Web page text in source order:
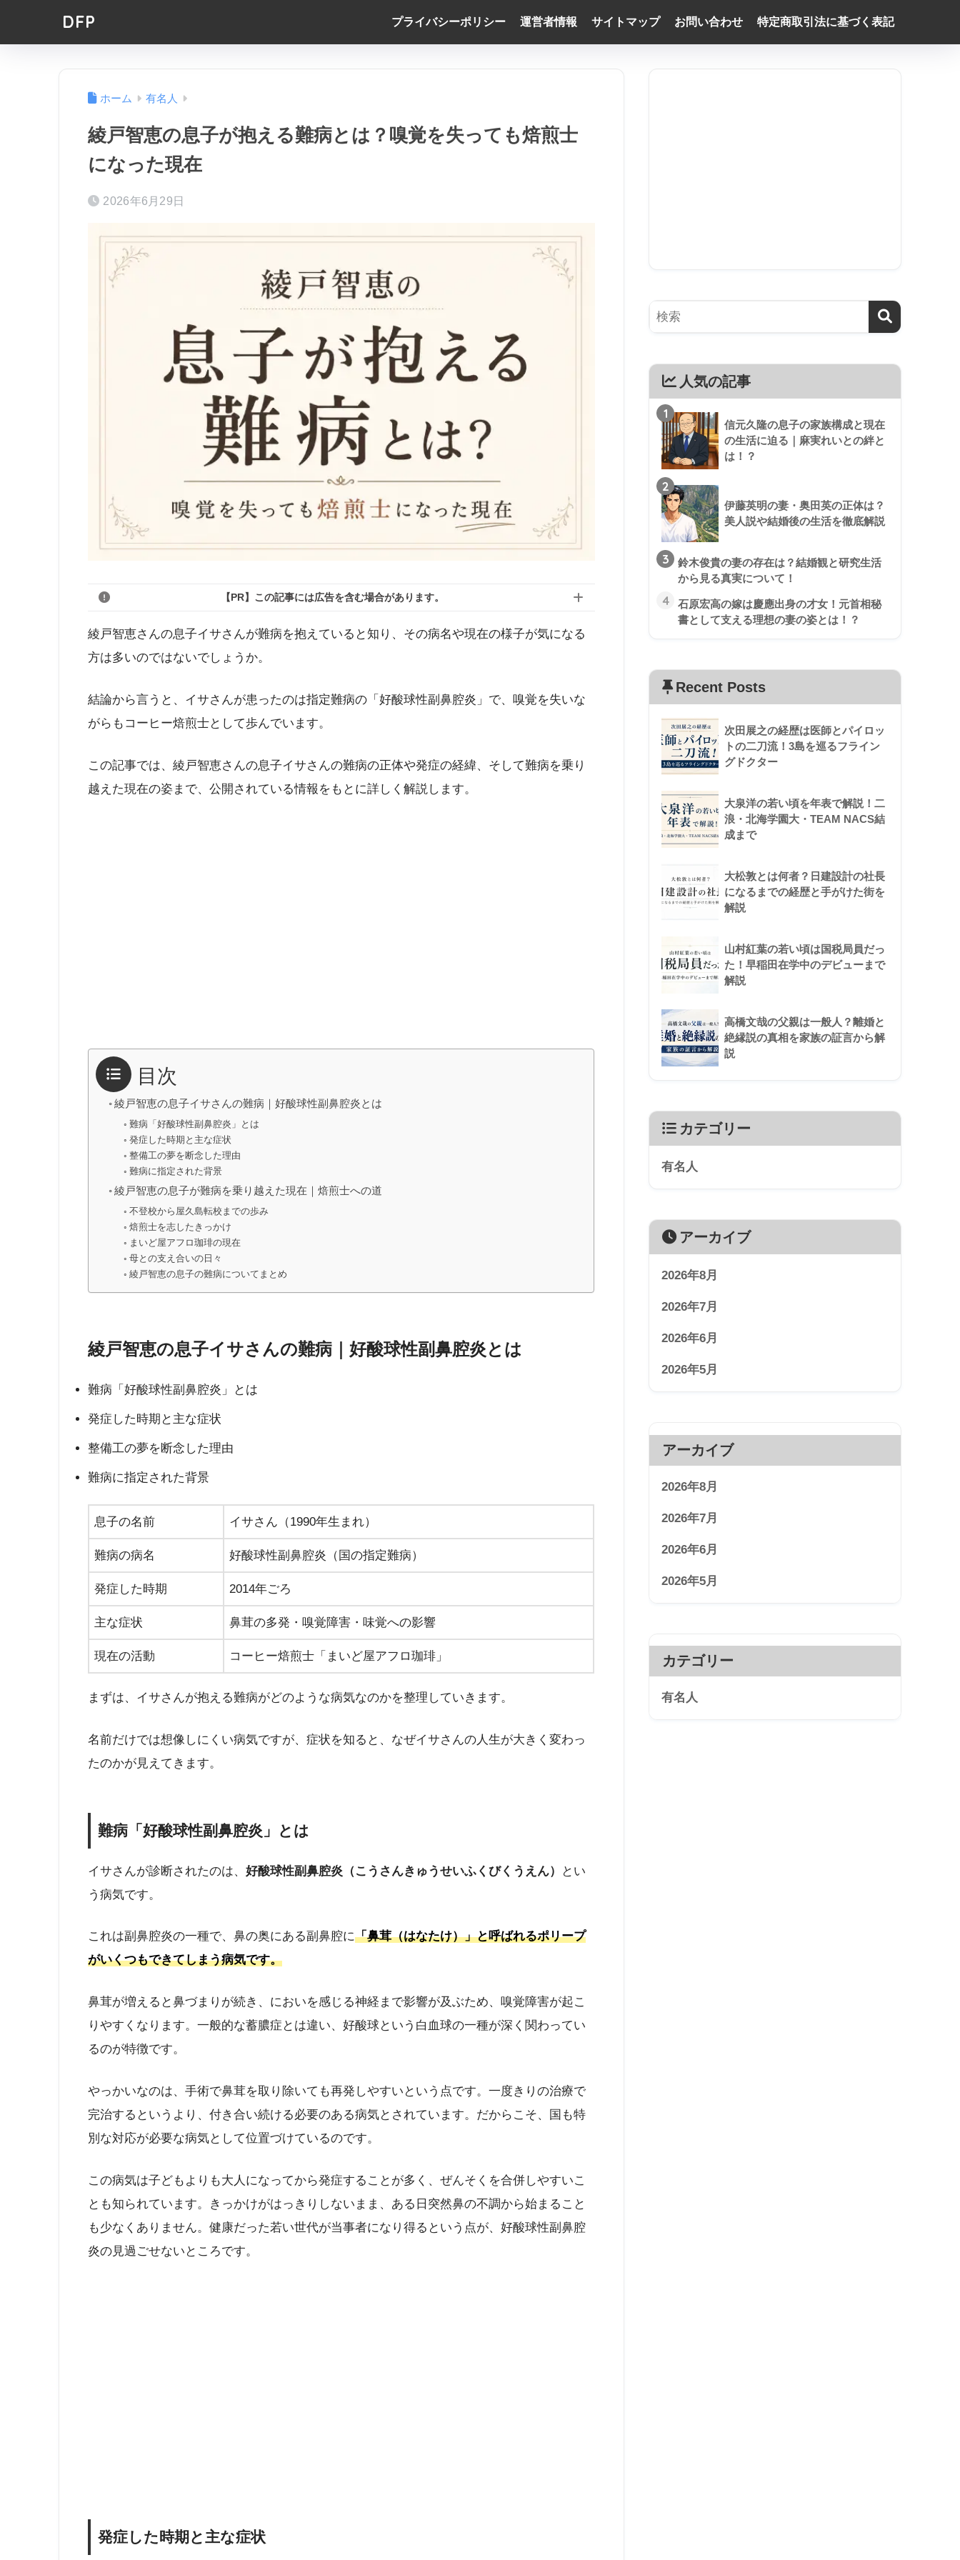
DFP プライバシーポリシー 運営者情報 サイトマップ お問い合わせ 特定商取引法に基づく表記
ホーム 有名人
綾戸智恵の息子が抱える難病とは？嗅覚を失っても焙煎士
になった現在
2026年6月29日
【PR】この記事には広告を含む場合があります。
綾戸智恵さんの息子イサさんが難病を抱えていると知り、その病名や現在の様子が気になる
方は多いのではないでしょうか。
結論から言うと、イサさんが患ったのは指定難病の「好酸球性副鼻腔炎」で、嗅覚を失いな
がらもコーヒー焙煎士として歩んでいます。
この記事では、綾戸智恵さんの息子イサさんの難病の正体や発症の経緯、そして難病を乗り
越えた現在の姿まで、公開されている情報をもとに詳しく解説します。
目次
綾戸智恵の息子イサさんの難病｜好酸球性副鼻腔炎とは
難病「好酸球性副鼻腔炎」とは
発症した時期と主な症状
整備工の夢を断念した理由
難病に指定された背景
綾戸智恵の息子が難病を乗り越えた現在｜焙煎士への道
不登校から屋久島転校までの歩み
焙煎士を志したきっかけ
まいど屋アフロ珈琲の現在
母との支え合いの日々
綾戸智恵の息子の難病についてまとめ
綾戸智恵の息子イサさんの難病｜好酸球性副鼻腔炎とは
難病「好酸球性副鼻腔炎」とは
発症した時期と主な症状
整備工の夢を断念した理由
難病に指定された背景
息子の名前 イサさん（1990年生まれ）
難病の病名 好酸球性副鼻腔炎（国の指定難病）
発症した時期 2014年ごろ
主な症状 鼻茸の多発・嗅覚障害・味覚への影響
現在の活動 コーヒー焙煎士「まいど屋アフロ珈琲」
まずは、イサさんが抱える難病がどのような病気なのかを整理していきます。
名前だけでは想像しにくい病気ですが、症状を知ると、なぜイサさんの人生が大きく変わっ
たのかが見えてきます。
難病「好酸球性副鼻腔炎」とは
イサさんが診断されたのは、 好酸球性副鼻腔炎（こうさんきゅうせいふくびくうえん）
とい
う病気です。
これは副鼻腔炎の一種で、鼻の奥にある副鼻腔に「鼻茸（はなたけ）」と呼ばれるポリープ
がいくつもできてしまう病気です。
鼻茸が増えると鼻づまりが続き、においを感じる神経まで影響が及ぶため、嗅覚障害が起こ
りやすくなります。一般的な蓄膿症とは違い、好酸球という白血球の一種が深く関わってい
るのが特徴です。
やっかいなのは、手術で鼻茸を取り除いても再発しやすいという点です。一度きりの治療で
完治するというより、付き合い続ける必要のある病気とされています。だからこそ、国も特
別な対応が必要な病気として位置づけているのです。
この病気は子どもよりも大人になってから発症することが多く、ぜんそくを合併しやすいこ
とも知られています。きっかけがはっきりしないまま、ある日突然鼻の不調から始まること
も少なくありません。健康だった若い世代が当事者になり得るという点が、好酸球性副鼻腔
炎の見過ごせないところです。
発症した時期と主な症状
人気の記事
1
信元久隆の息子の家族構成と現在
の生活に迫る｜麻実れいとの絆と
は！？
2
伊藤英明の妻・奥田英の正体は？
美人説や結婚後の生活を徹底解説
3
鈴木俊貴の妻の存在は？結婚観と研究生活
から見る真実について！
4
石原宏高の嫁は慶應出身の才女！元首相秘
書として支える理想の妻の姿とは！？
Recent Posts
次田展之の経歴は医師とパイロッ
トの二刀流！3島を巡るフライン
グドクター
大泉洋の若い頃を年表で解説！二
浪・北海学園大・TEAM NACS結
成まで
大松敦とは何者？日建設計の社長
になるまでの経歴と手がけた街を
解説
山村紅葉の若い頃は国税局員だっ
た！早稲田在学中のデビューまで
解説
高橋文哉の父親は一般人？離婚と
絶縁説の真相を家族の証言から解
説
カテゴリー
有名人
アーカイブ
2026年8月
2026年7月
2026年6月
2026年5月
アーカイブ
2026年8月
2026年7月
2026年6月
2026年5月
カテゴリー
有名人